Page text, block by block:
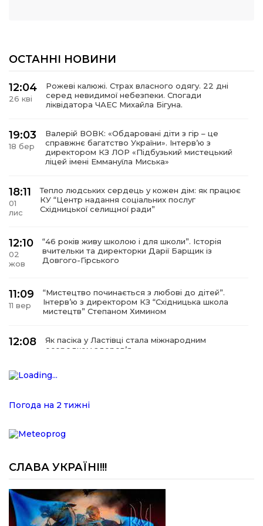
ОСТАННІ НОВИНИ
12:04
26 кві
Рожеві калюжі. Страх власного одягу. 22 дні
серед невидимої небезпеки. Спогади
ліквідатора ЧАЕС Михайла Бігуна.
19:03
18 бер
Валерій ВОВК: «Обдаровані діти з гір – це
справжнє багатство України». Інтервʼю з
директором КЗ ЛОР «Підбузький мистецький
ліцей імені Еммануїла Миська»
18:11
01
лис
Тепло людських сердець у кожен дім: як працює
КУ “Центр надання соціальних послуг
Східницької селищної ради”
12:10
02
жов
“46 років живу школою і для школи”. Історія
вчительки та директорки Дарії Барщик із
Довгого-Гірського
11:09
11 вер
“Мистецтво починається з любові до дітей”.
Інтерв’ю з директором КЗ “Східницька школа
мистецтв” Степаном Химином
12:08
Як пасіка у Ластівці стала міжнародним
осередком здоров’я
15 лип
“Респект — Гаївка”
17:07
Віра, що не згасає. Історія сили духу,
Баброцяк
20:06
24 чер
Нескорена сила зі Східниці. Анна Іроденко –
абсолютна чемпіонка Європи з армреслінгу
Погода на 2 тижні
СЛАВА УКРАЇНІ!!!